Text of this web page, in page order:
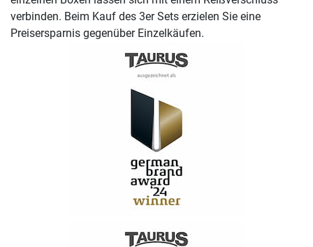
verbinden. Beim Kauf des 3er Sets erzielen Sie eine
Preisersparnis gegenüber Einzelkäufen.